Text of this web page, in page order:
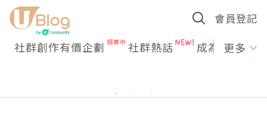
會員登記
社群創作有價企劃 社群熱話 成為U更多